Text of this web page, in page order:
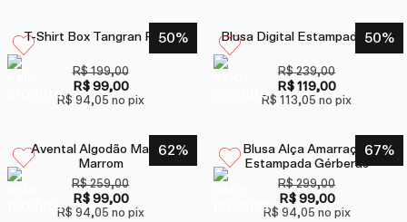
50%
T-Shirt Box Tangran Preto
R$ 199,00
R$ 99,00
R$ 94,05 no pix
50%
Blusa Digital Estampada Tina
R$ 239,00
R$ 119,00
R$ 113,05 no pix
62%
Avental Algodão Madrid
Marrom
R$ 259,00
R$ 99,00
R$ 94,05 no pix
67%
Blusa Alça Amarração
Estampada Gérberas
R$ 299,00
R$ 99,00
R$ 94,05 no pix